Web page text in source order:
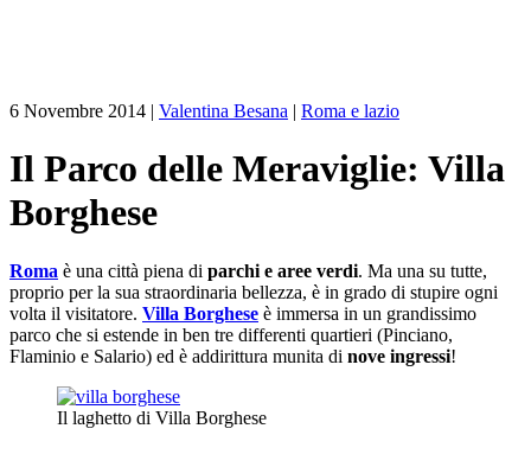
6 Novembre 2014 | Valentina Besana | Roma e lazio
Il Parco delle Meraviglie: Villa
Borghese
Roma è una città piena di parchi e aree verdi. Ma una su tutte,
proprio per la sua straordinaria bellezza, è in grado di stupire ogni
volta il visitatore. Villa Borghese è immersa in un grandissimo
parco che si estende in ben tre differenti quartieri (Pinciano,
Flaminio e Salario) ed è addirittura munita di nove ingressi!
Il laghetto di Villa Borghese